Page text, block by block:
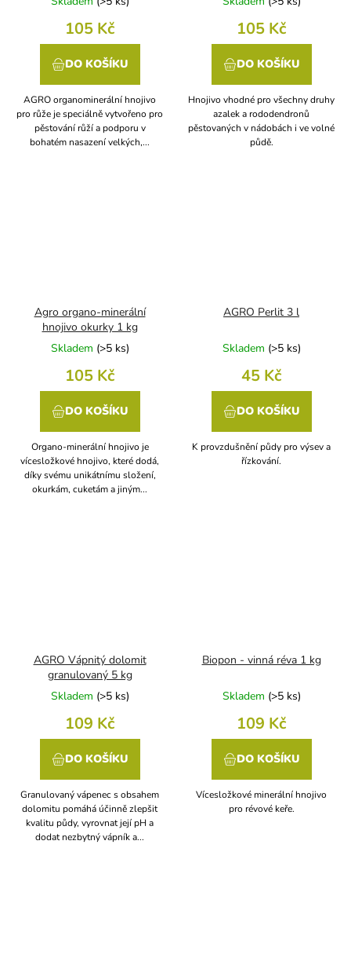
105 Kč
DO KOŠÍKU
AGRO organominerální hnojivo
pro růže je speciálně vytvořeno pro
pěstování růží a podporu v
bohatém nasazení velkých,...
105 Kč
DO KOŠÍKU
Hnojivo vhodné pro všechny druhy
azalek a rododendronů
pěstovaných v nádobách i ve volné
půdě.
Agro organo-minerální
hnojivo okurky 1 kg
Skladem (>5 ks)
105 Kč
DO KOŠÍKU
Organo-minerální hnojivo je
vícesložkové hnojivo, které dodá,
díky svému unikátnímu složení,
okurkám, cuketám a jiným...
AGRO Perlit 3 l
Skladem (>5 ks)
45 Kč
DO KOŠÍKU
K provzdušnění půdy pro výsev a
řízkování.
AGRO Vápnitý dolomit
granulovaný 5 kg
Skladem (>5 ks)
109 Kč
DO KOŠÍKU
Granulovaný vápenec s obsahem
dolomitu pomáhá účinně zlepšit
kvalitu půdy, vyrovnat její pH a
dodat nezbytný vápník a...
Biopon - vinná réva 1 kg
Skladem (>5 ks)
109 Kč
DO KOŠÍKU
Vícesložkové minerální hnojivo
pro révové keře.